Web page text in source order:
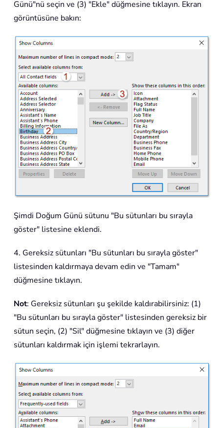
Günü"nü seçin ve (3) "Ekle" düğmesine tıklayın. Ekran
görüntüsüne bakın:
Şimdi Doğum Günü sütunu "Bu sütunları bu sırayla
göster" listesine eklendi.
4. Gereksiz sütunları "Bu sütunları bu sırayla göster"
listesinden kaldırmaya devam edin ve "Tamam"
düğmesine tıklayın.
Not: Gereksiz sütunları şu şekilde kaldırabilirsiniz: (1)
"Bu sütunları bu sırayla göster" listesinden gereksiz bir
sütun seçin, (2) "Sil" düğmesine tıklayın ve (3) diğer
sütunları kaldırmak için işlemi tekrarlayın.